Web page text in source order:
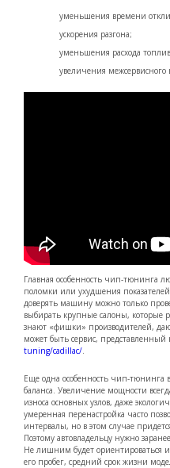
уменьшения времени
ускорения разгона;
уменьшения расхода
увеличения межсервисного
Главная особенность чип-тюнинга
поломки или ухудшения
доверять машину можно только
выбирать крупные салоны, которые
знают «фишки» производителей,
может быть сервис, представленный
tuning/cadillac/
Еще одна особенность чип-тюнинга
баланса. Увеличение мощности
износа основных узлов, даже
умеренная перенастройка часто
интервалы, но в этом случае
Поэтому автовладельцу нужно
Не лишним будет ориентироваться и
его пробег, средний срок жизни